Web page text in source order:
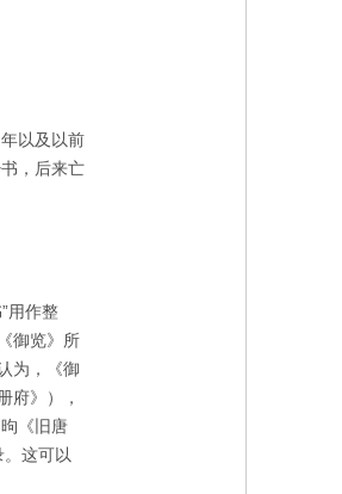
以及以前
，后来亡
用作整
御览》所
为，《御
府》），
《旧唐
这可以